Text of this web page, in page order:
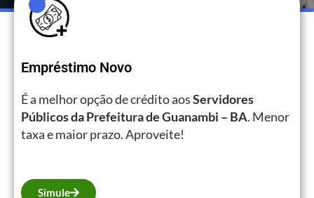
Empréstimo Novo
É a melhor opção de crédito aosServidores
Públicos da Prefeitura de Guanambi – BA. Menor
taxa e maior prazo. Aproveite!
Simule